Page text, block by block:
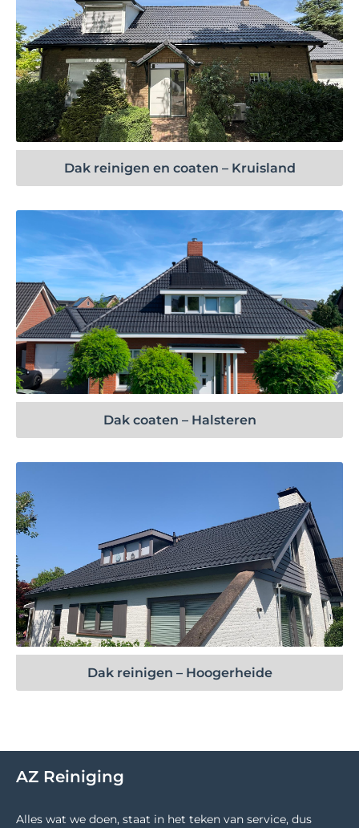
Bekijk project
Dak reinigen en coaten – Kruisland
Bekijk project
Dak coaten – Halsteren
Bekijk project
Dak reinigen – Hoogerheide
AZ Reiniging
Alles wat we doen, staat in het teken van service, dus